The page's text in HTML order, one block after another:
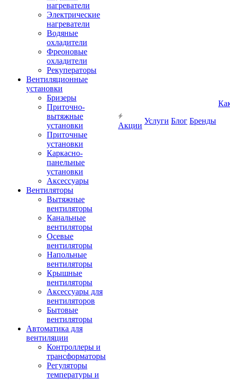
нагреватели
Электрические
нагреватели
Водяные
охладители
Фреоновые
охладители
Рекуператоры
Вентиляционные
установки
Бризеры
Приточно-
вытяжные
установки
Приточные
установки
Каркасно-
панельные
установки
Аксессуары
Вентиляторы
Вытяжные
вентиляторы
Канальные
вентиляторы
Осевые
вентиляторы
Напольные
вентиляторы
Крышные
вентиляторы
Аксессуары для
вентиляторов
Бытовые
вентиляторы
Автоматика для
вентиляции
Контроллеры и
трансформаторы
Регуляторы
температуры и
Акции
Услуги Блог Бренды